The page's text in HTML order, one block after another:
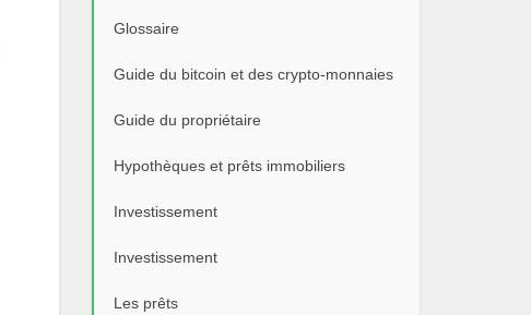
Glossaire
Guide du bitcoin et des crypto-monnaies
Guide du propriétaire
Hypothèques et prêts immobiliers
Investissement
Investissement
Les prêts